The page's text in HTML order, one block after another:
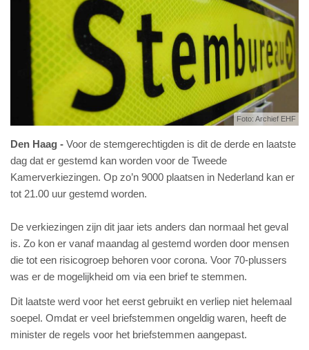
Foto: Archief EHF
Den Haag
Voor de stemgerechtigden is dit de derde en laatste
dag dat er gestemd kan worden voor de Tweede
Kamerverkiezingen. Op zo’n 9000 plaatsen in Nederland kan er
tot 21.00 uur gestemd worden.
De verkiezingen zijn dit jaar iets anders dan normaal het geval
is. Zo kon er vanaf maandag al gestemd worden door mensen
die tot een risicogroep behoren voor corona. Voor 70-plussers
was er de mogelijkheid om via een brief te stemmen.
Dit laatste werd voor het eerst gebruikt en verliep niet helemaal
soepel. Omdat er veel briefstemmen ongeldig waren, heeft de
minister de regels voor het briefstemmen aangepast.